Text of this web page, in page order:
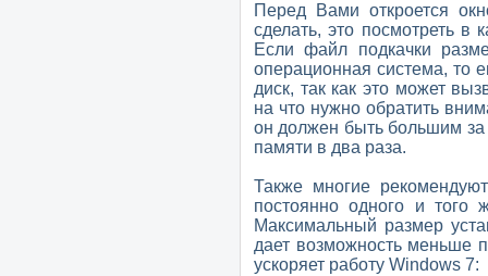
Перед Вами откроется
сделать, это посмотреть в
Если файл подкачки
операционная система, то
диск, так как это может
на что нужно обратить
он должен быть большим за
памяти в два раза.
Также многие
постоянно одного и
Максимальный размер
дает возможность меньше
ускоряет работу Windows 7: